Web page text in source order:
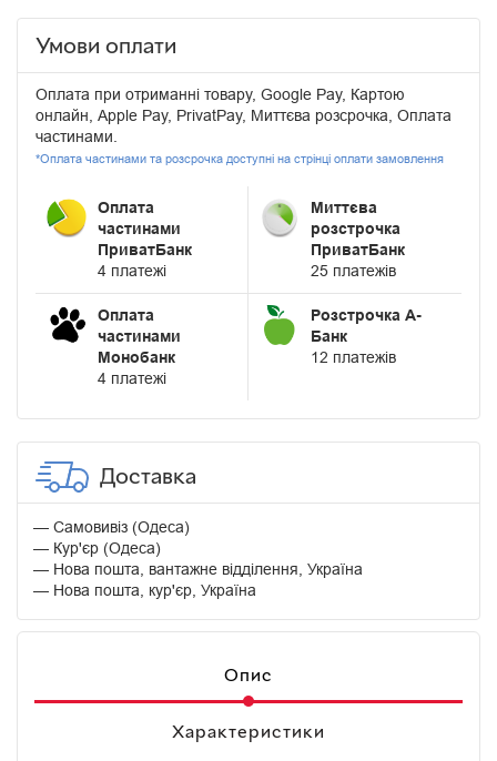
Умови оплати
Оплата при отриманні товару, Google Pay, Картою
онлайн, Apple Pay, PrivatPay, Миттєва розсрочка, Оплата
частинами.
*Оплата частинами та розсрочка доступні на стрінці оплати замовлення
Оплата
частинами
ПриватБанк
4 платежі
Миттєва
розстрочка
ПриватБанк
25 платежів
Оплата
частинами
Монобанк
4 платежі
Розстрочка А-
Банк
12 платежів
Доставка
Самовивіз (Одеса)
Кур'єр (Одеса)
Нова пошта, вантажне відділення, Україна
Нова пошта, кур'єр, Україна
Опис
Характеристики